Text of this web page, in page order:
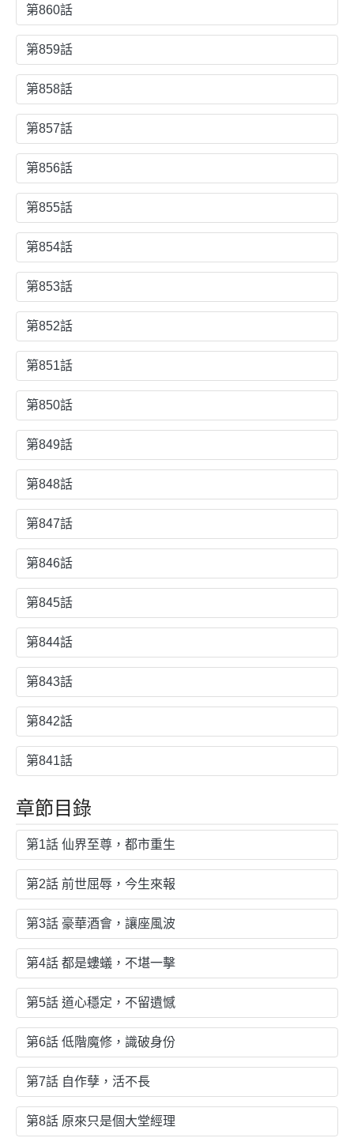
第860話
第859話
第858話
第857話
第856話
第855話
第854話
第853話
第852話
第851話
第850話
第849話
第848話
第847話
第846話
第845話
第844話
第843話
第842話
第841話
章節目錄
第1話 仙界至尊，都市重生
第2話 前世屈辱，今生來報
第3話 豪華酒會，讓座風波
第4話 都是螻蟻，不堪一擊
第5話 道心穩定，不留遺憾
第6話 低階魔修，識破身份
第7話 自作孽，活不長
第8話 原來只是個大堂經理